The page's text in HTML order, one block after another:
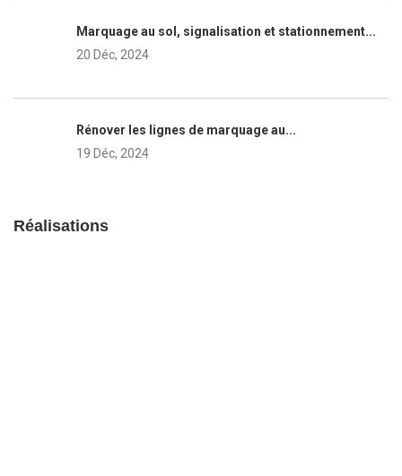
Marquage au sol, signalisation et stationnement...
20 Déc, 2024
Rénover les lignes de marquage au...
19 Déc, 2024
Réalisations